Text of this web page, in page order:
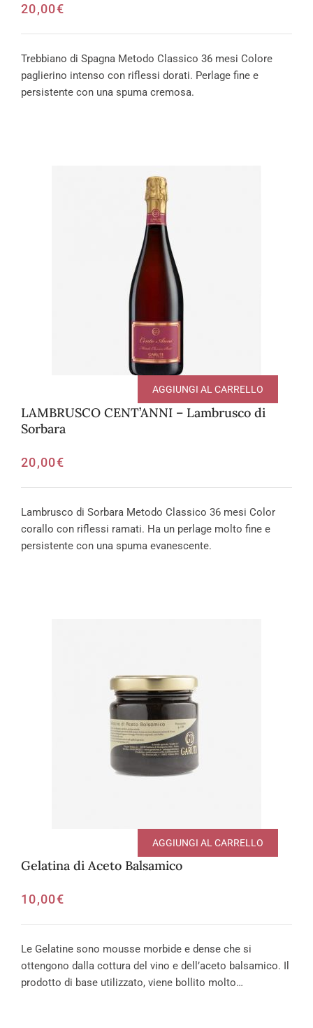
20,00€
Trebbiano di Spagna Metodo Classico 36 mesi Colore
paglierino intenso con riflessi dorati. Perlage fine e
persistente con una spuma cremosa.
LAMBRUSCO CENT’ANNI – Lambrusco di
Sorbara
20,00€
AGGIUNGI AL CARRELLO
Lambrusco di Sorbara Metodo Classico 36 mesi Color
corallo con riflessi ramati. Ha un perlage molto fine e
persistente con una spuma evanescente.
Gelatina di Aceto Balsamico
10,00€
AGGIUNGI AL CARRELLO
Le Gelatine sono mousse morbide e dense che si
ottengono dalla cottura del vino e dell’aceto balsamico. Il
prodotto di base utilizzato, viene bollito molto…